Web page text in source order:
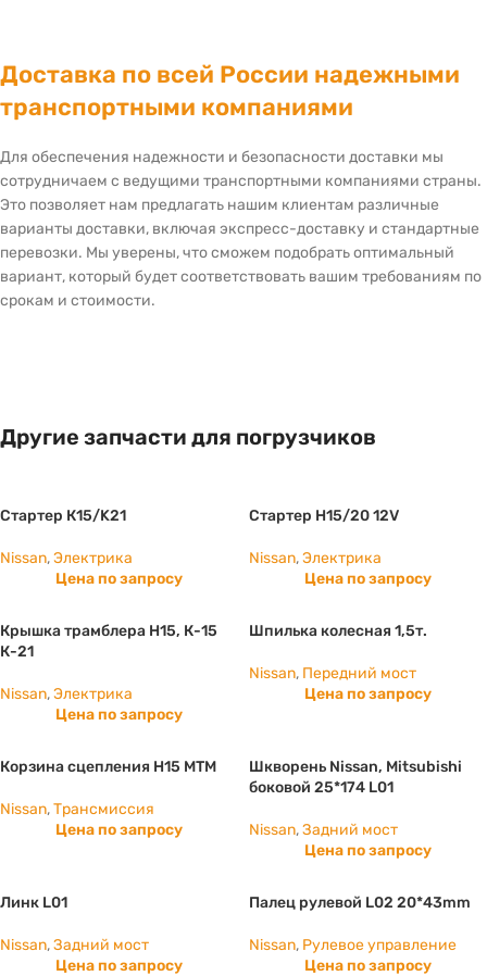
Доставка по всей России надежными
транспортными компаниями
Для обеспечения надежности и безопасности доставки мы
сотрудничаем с ведущими транспортными компаниями страны.
Это позволяет нам предлагать нашим клиентам различные
варианты доставки, включая экспресс-доставку и стандартные
перевозки. Мы уверены, что сможем подобрать оптимальный
вариант, который будет соответствовать вашим требованиям по
срокам и стоимости.
Другие запчасти для погрузчиков
Стартер К15/K21
Nissan,Электрика
Цена по запросу
Стартер Н15/20 12V
Nissan,Электрика
Цена по запросу
Крышка трамблера Н15, К-15
К-21
Nissan,Электрика
Цена по запросу
Шпилька колесная 1,5т.
Nissan, Передний мост
Цена по запросу
Корзина сцепления H15 МТМ
Nissan,Трансмиссия
Цена по запросу
Шкворень Nissan, Mitsubishi
боковой 25*174 L01
Nissan,Задний мост
Цена по запросу
Линк L01
Nissan,Задний мост
Цена по запросу
Палец рулевой L02 20*43mm
Nissan, Рулевое управление
Цена по запросу